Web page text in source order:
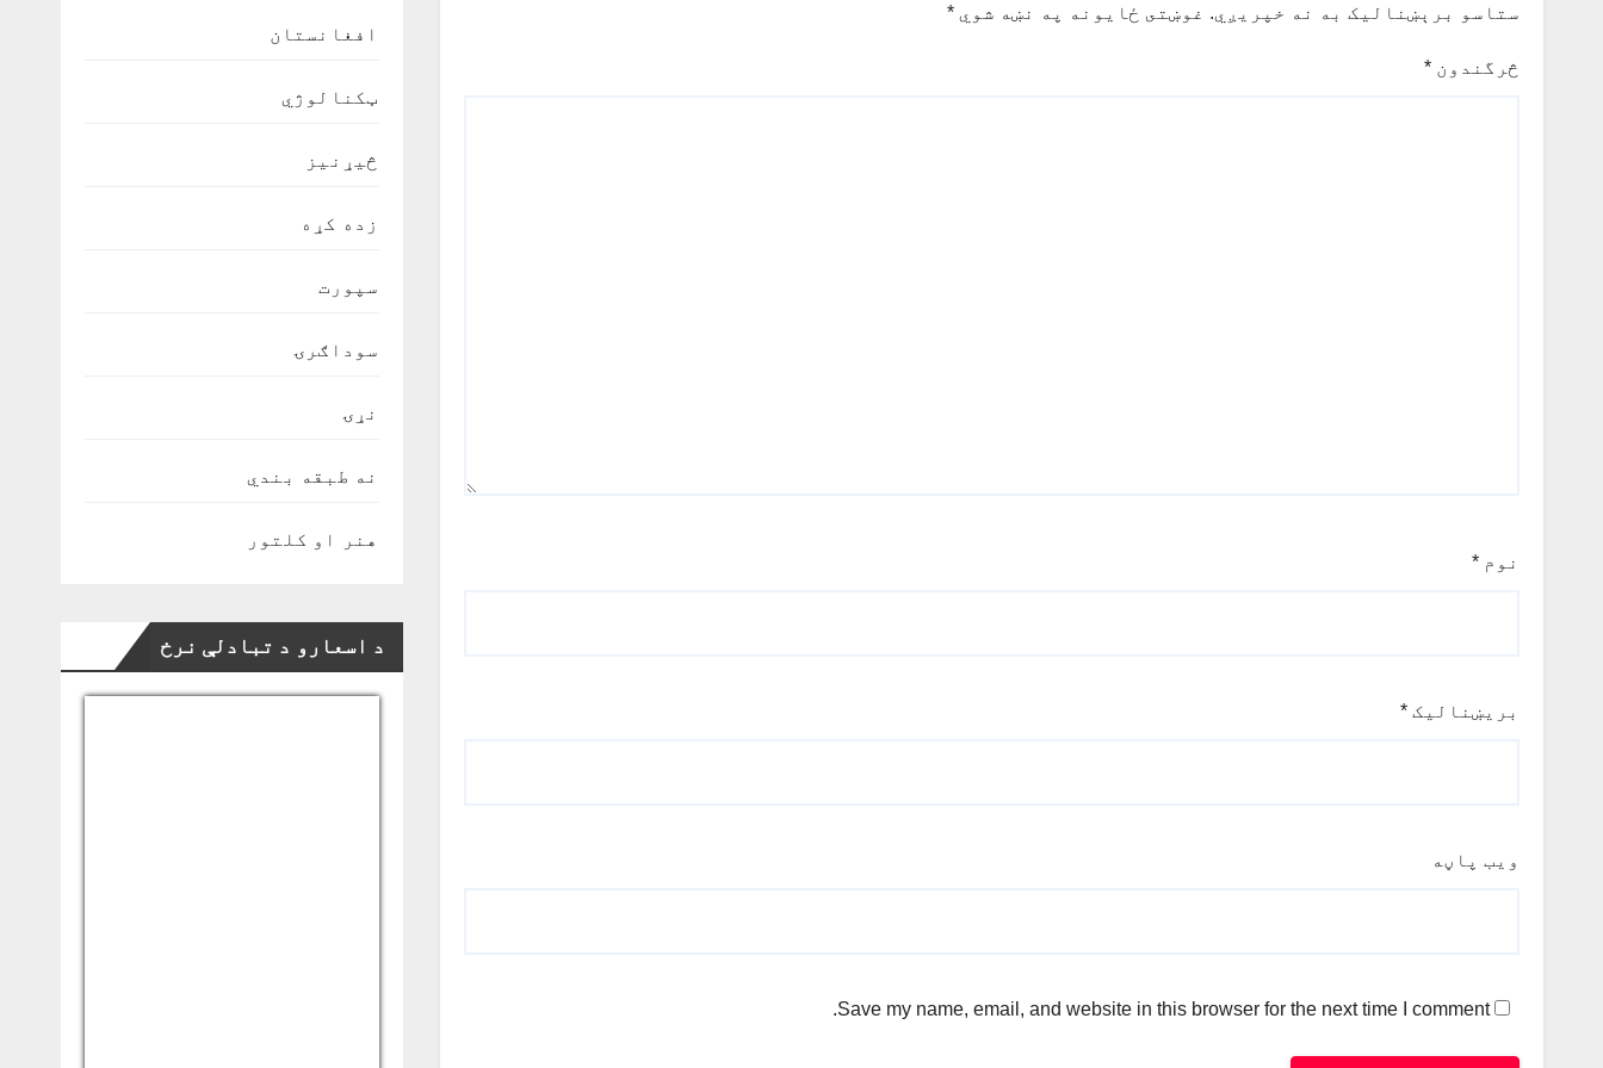
ستاسو برېښناليک به نه خپريږي. غوښتى ځایونه په نښه شوي *
څرگندون *
نوم *
بریښنالیک *
ویب پاڼه
Save my name, email, and website in this browser for the next time I comment.
افغانستان
ټکنالوژي
څیړنیز
زده کړه
سپورت
سوداګرۍ
نړۍ
نه طبقه بندي
هنر او کلتور
د اسعارو د تبادلې نرخ